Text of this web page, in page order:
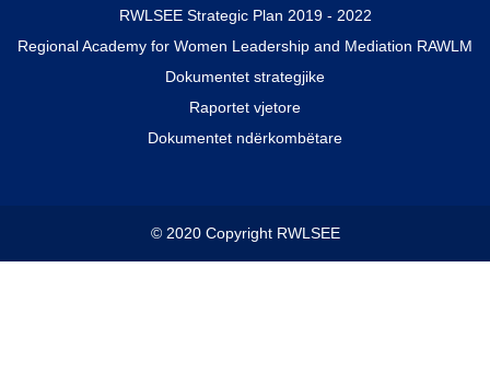
RWLSEE Strategic Plan 2019 - 2022
Regional Academy for Women Leadership and Mediation RAWLM
Dokumentet strategjike
Raportet vjetore
Dokumentet ndërkombëtare
© 2020 Copyright RWLSEE